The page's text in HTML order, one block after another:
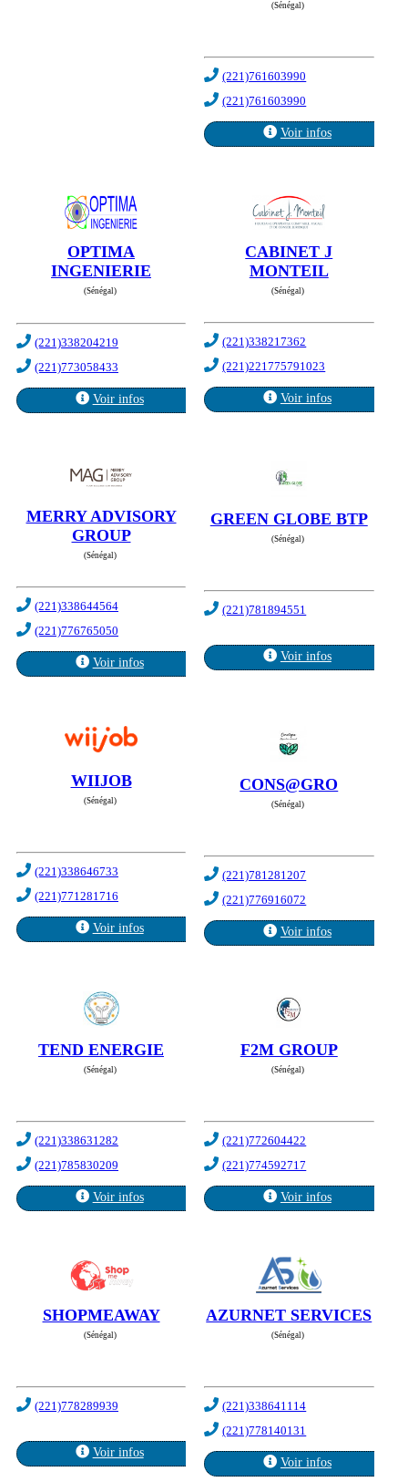
(Sénégal)
(221)761603990
(221)761603990
Voir infos
OPTIMA
INGENIERIE
(Sénégal)
(221)338204219
(221)773058433
Voir infos
CABINET J
MONTEIL
(Sénégal)
(221)338217362
(221)221775791023
Voir infos
MERRY ADVISORY
GROUP
(Sénégal)
(221)338644564
(221)776765050
Voir infos
GREEN GLOBE BTP
(Sénégal)
(221)781894551
Voir infos
WIIJOB
(Sénégal)
(221)338646733
(221)771281716
Voir infos
CONS@GRO
(Sénégal)
(221)781281207
(221)776916072
Voir infos
TEND ENERGIE
(Sénégal)
(221)338631282
(221)785830209
Voir infos
F2M GROUP
(Sénégal)
(221)772604422
(221)774592717
Voir infos
SHOPMEAWAY
(Sénégal)
(221)778289939
Voir infos
AZURNET SERVICES
(Sénégal)
(221)338641114
(221)778140131
Voir infos